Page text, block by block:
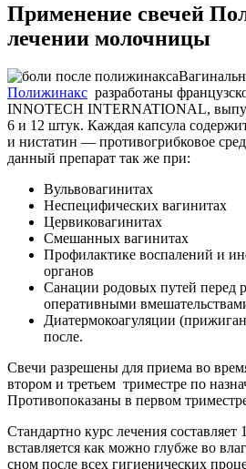
Применение свечей
лечении молочницы
Полижинакс разработаны
INNOTECH INTERNATIONAL,
6 и 12 штук. Каждая капсула
и нистатин — противогрибковое
данный препарат так же при:
Вульвовагинитах
Неспецифических вагинитах
Цервиковагинитах
Смешанных вагинитах
Профилактике воспалений и
органов
Санации родовых путей перед
оперативными
Диатермокоагуляции
после.
Свечи разрешены для приема во
втором и третьем триместре по
Противопоказаны в первом
Стандартно курс лечения составляет
вставляется как можно глубже во
сном после всех гигиенических